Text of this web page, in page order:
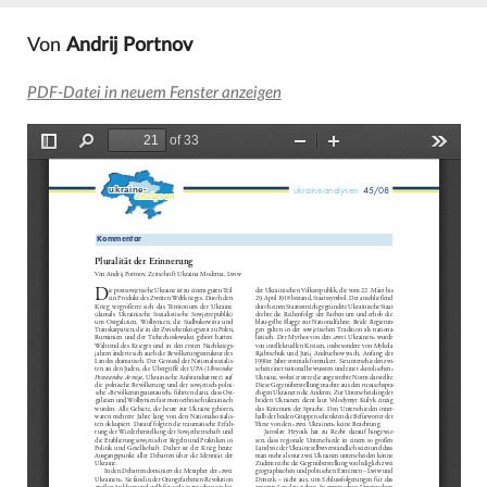
Von Andrij Portnov
PDF-Datei in neuem Fenster anzeigen